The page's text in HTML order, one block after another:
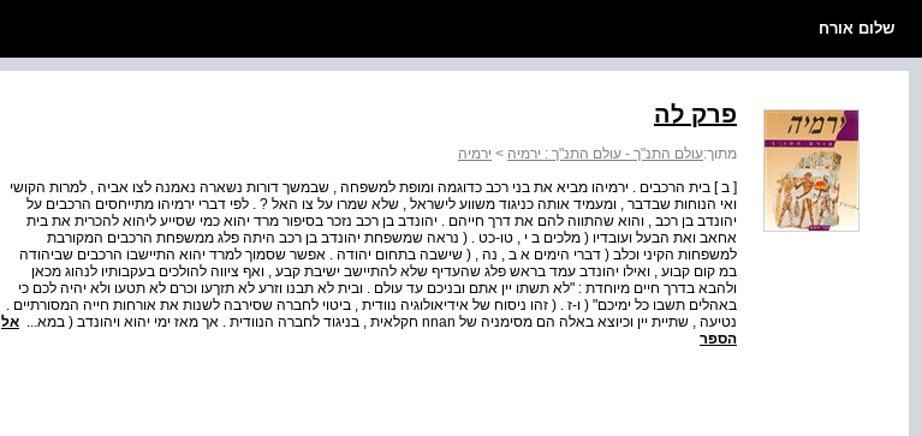
שלום אורח
פרק לה
מתוך:עולם התנ"ך - עולם התנ"ך : ירמיה > ירמיה
[ ב ] בית הרכבים . ירמיהו מביא את בני רכב כדוגמה ומופת למשפחה , שבמשך דורות נשארה נאמנה לצו אביה , למרות הקושי
ואי הנוחות שבדבר , ומעמיד אותה כניגוד משווע לישראל , שלא שמרו על צו האל ? . לפי דברי ירמיהו מתייחסים הרכבים על
יהונדב בן רכב , והוא שהתווה להם את דרך חייהם . יהונדב בן רכב נזכר בסיפור מרד יהוא כמי שסייע ליהוא להכרית את בית
אחאב ואת הבעל ועובדיו ( מלכים ב י , טו-כט . ( נראה שמשפחת יהונדב בן רכב היתה פלג ממשפחת הרכבים המקורבת
למשפחות הקיני וכלב ( דברי הימים א ב , נה , ( שישבה בתחום יהודה . אפשר שסמוך למרד יהוא התיישבו הרכבים שביהודה
במ קום קבוע , ואילו יהונדב עמד בראש פלג שהעדיף שלא להתיישב ישיבת קבע , ואף ציווה להולכים בעקבותיו לנהוג מכאן
ולהבא בדרך חיים מיוחדת : "לא תשתו יין אתם ובניכם עד עולם . ובית לא תבנו וזרע לא תזךעו וכרם לא תטעו ולא יהיה לכם כי
באהלים תשבו כל ימיכם" ( ו-ז . ( זהו ניסוח של אידיאולוגיה נוודית , ביטוי לחברה שסירבה לשנות את אורחות חייה המסורתיים .
נטיעה , שתיית יין וכיוצא באלה הם מסימניה של nnan חקלאית , בניגוד לחברה הנוודית . אך מאז ימי יהוא ויהונדב ( במא...
אל
הספר